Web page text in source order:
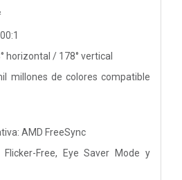
horizontal / 178° vertical
millones de colores compatible
AMD FreeSync
Flicker-Free, Eye Saver Mode y